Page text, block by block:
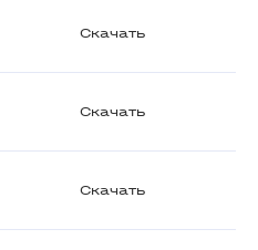
Скачать
Скачать
Скачать